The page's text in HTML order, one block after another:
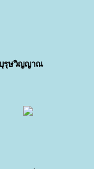
บุรุษวิญญาณ